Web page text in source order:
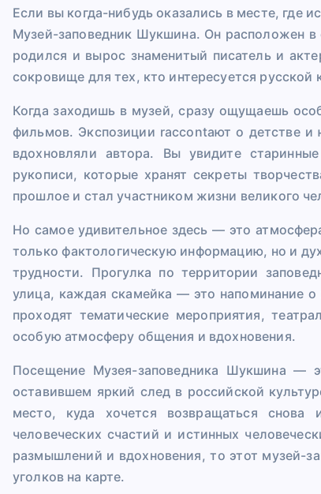
Если вы когда-нибудь оказались в месте, где
Музей-заповедник Шукшина. Он расположен
родился и вырос знаменитый писатель и
сокровище для тех, кто интересуется
Когда заходишь в музей, сразу ощущаешь
фильмов. Экспозиции raccontают о детстве
вдохновляли автора. Вы увидите
рукописи, которые хранят секреты
прошлое и стал участником жизни великого
Но самое удивительное здесь — это
только фактологическую информацию, но и
трудности. Прогулка по территории
улица, каждая скамейка — это напоминание
проходят тематические мероприятия,
особую атмосферу общения и вдохновения.
Посещение Музея-заповедника Шукшина —
оставившем яркий след в российской
место, куда хочется возвращаться
человеческих счастий и истинных
размышлений и вдохновения, то этот музей-
уголков на карте.